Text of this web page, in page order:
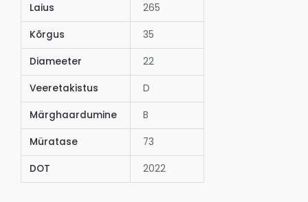
Laius 265
Kõrgus 35
Diameeter 22
Veeretakistus D
Märghaardumine B
Müratase 73
DOT 2022